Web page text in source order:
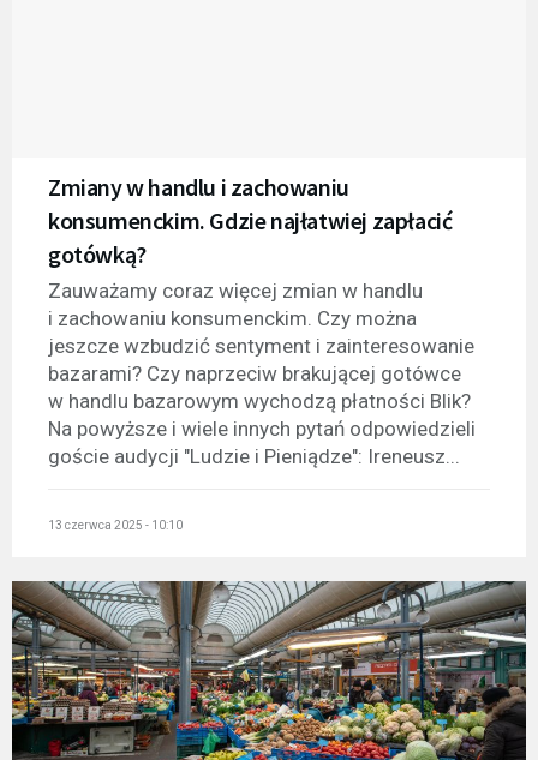
Zmiany w handlu i zachowaniu
konsumenckim. Gdzie najłatwiej zapłacić
gotówką?
Zauważamy coraz więcej zmian w handlu
i zachowaniu konsumenckim. Czy można
jeszcze wzbudzić sentyment i zainteresowanie
bazarami? Czy naprzeciw brakującej gotówce
w handlu bazarowym wychodzą płatności Blik?
Na powyższe i wiele innych pytań odpowiedzieli
goście audycji "Ludzie i Pieniądze": Ireneusz...
13 czerwca 2025 - 10:10